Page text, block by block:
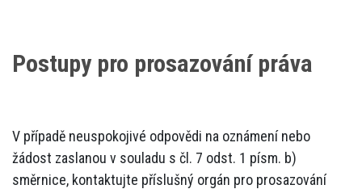
Postupy pro prosazování práva
V případě neuspokojivé odpovědi na oznámení nebo
žádost zaslanou v souladu s čl. 7 odst. 1 písm. b)
směrnice, kontaktujte příslušný orgán pro prosazování